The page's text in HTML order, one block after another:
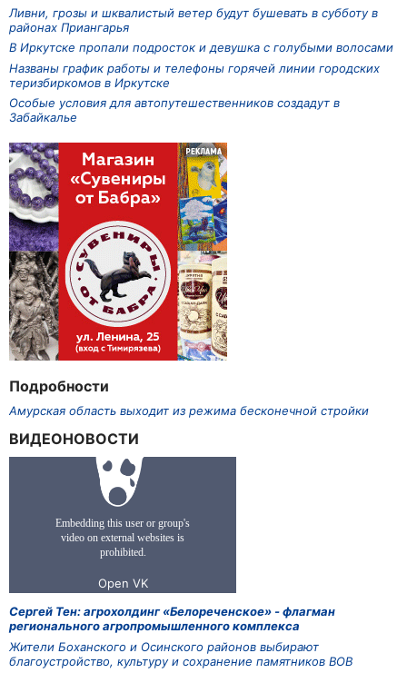
Ливни, грозы и шквалистый ветер будут бушевать в субботу в
районах Приангарья
В Иркутске пропали подросток и девушка с голубыми волосами
Названы график работы и телефоны горячей линии городских
теризбиркомов в Иркутске
Особые условия для автопутешественников создадут в
Забайкалье
Подробности
Амурская область выходит из режима бесконечной стройки
ВИДЕОНОВОСТИ
Сергей Тен: агрохолдинг «Белореченское» - флагман
регионального агропромышленного комплекса
Жители Боханского и Осинского районов выбирают
благоустройство, культуру и сохранение памятников ВОВ